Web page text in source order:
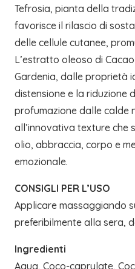
Tefrosia, pianta della
favorisce il rilascio di
delle cellule cutanee,
L’estratto oleoso di
Gardenia, dalle proprietà
distensione e la riduzione
profumazione dalle calde
all’innovativa texture che
olio, abbraccia, corpo e
emozionale.
CONSIGLI PER L’USO
Applicare massaggiando
preferibilmente alla sera,
Ingredienti
Aqua, Coco-caprylate,